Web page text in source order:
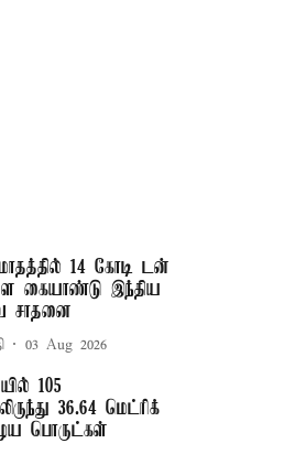
14 கோடி டன்
கையாண்டு இந்திய
சாதனை
03 Aug 2026
105
36.64 மெட்ரிக்
பொருட்கள்